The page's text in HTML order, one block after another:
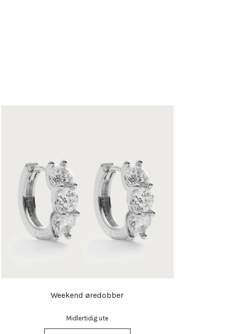
Weekend øredobber
Midlertidig ute